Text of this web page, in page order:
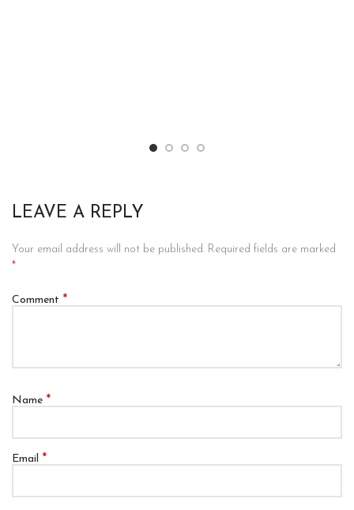
LEAVE A REPLY
Your email address will not be published. Required fields are marked
*
Comment *
Name *
Email *